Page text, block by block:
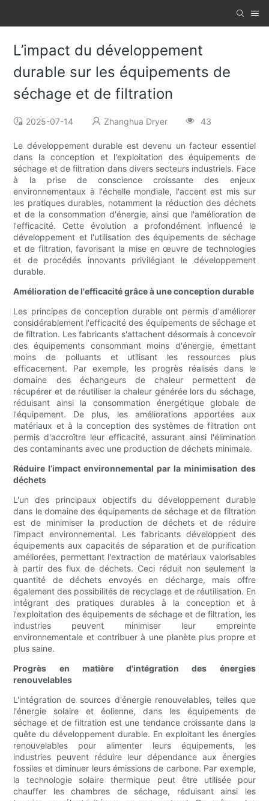
L’impact du développement
durable sur les équipements de
séchage et de filtration
2025-07-14 Zhanghua Dryer 43
Le développement durable est devenu un facteur essentiel
dans la conception et l'exploitation des équipements de
séchage et de filtration dans divers secteurs industriels. Face
à la prise de conscience croissante des enjeux
environnementaux à l'échelle mondiale, l'accent est mis sur
les pratiques durables, notamment la réduction des déchets
et de la consommation d'énergie, ainsi que l'amélioration de
l'efficacité. Cette évolution a profondément influencé le
développement et l'utilisation des équipements de séchage
et de filtration, favorisant la mise en œuvre de technologies
et de procédés innovants privilégiant le développement
durable.
Amélioration de l'efficacité grâce à une conception durable
Les principes de conception durable ont permis d'améliorer
considérablement l'efficacité des équipements de séchage et
de filtration. Les fabricants s'attachent désormais à concevoir
des équipements consommant moins d'énergie, émettant
moins de polluants et utilisant les ressources plus
efficacement. Par exemple, les progrès réalisés dans le
domaine des échangeurs de chaleur permettent de
récupérer et de réutiliser la chaleur générée lors du séchage,
réduisant ainsi la consommation énergétique globale de
l'équipement. De plus, les améliorations apportées aux
matériaux et à la conception des systèmes de filtration ont
permis d'accroître leur efficacité, assurant ainsi l'élimination
des contaminants avec une production de déchets minimale.
Réduire l’impact environnemental par la minimisation des
déchets
L'un des principaux objectifs du développement durable
dans le domaine des équipements de séchage et de filtration
est de minimiser la production de déchets et de réduire
l'impact environnemental. Les fabricants développent des
équipements aux capacités de séparation et de purification
améliorées, permettant l'extraction de matériaux valorisables
à partir des flux de déchets. Ceci réduit non seulement la
quantité de déchets envoyés en décharge, mais offre
également des possibilités de recyclage et de réutilisation. En
intégrant des pratiques durables à la conception et à
l'exploitation des équipements de séchage et de filtration, les
industries peuvent minimiser leur empreinte
environnementale et contribuer à une planète plus propre et
plus saine.
Progrès en matière d'intégration des énergies
renouvelables
L'intégration de sources d'énergie renouvelables, telles que
l'énergie solaire et éolienne, dans les équipements de
séchage et de filtration est une tendance croissante dans la
quête du développement durable. En exploitant les énergies
renouvelables pour alimenter leurs équipements, les
industries peuvent réduire leur dépendance aux énergies
fossiles et diminuer leurs émissions de carbone. Par exemple,
la technologie solaire thermique peut être utilisée pour
chauffer les chambres de séchage, réduisant ainsi les